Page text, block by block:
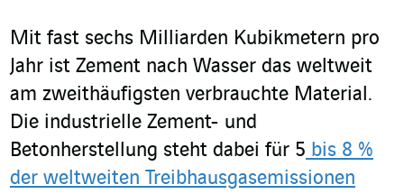
Mit fast sechs Milliarden Kubikmetern pro
Jahr ist Zement nach Wasser das weltweit
am zweithäufigsten verbrauchte Material.
Die industrielle Zement- und
Betonherstellung steht dabei für 5 bis 8 %
der weltweiten Treibhausgasemissionen